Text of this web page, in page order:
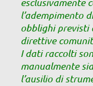
l’adempimento di
obblighi previsti
direttive
I dati raccolti
manualmente
l’ausilio di